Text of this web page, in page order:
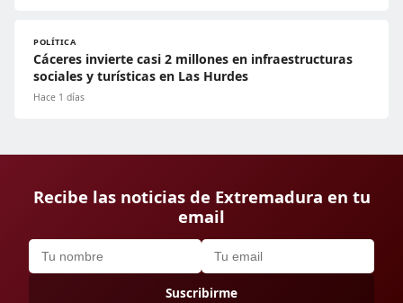
POLÍTICA
Cáceres invierte casi 2 millones en infraestructuras
sociales y turísticas en Las Hurdes
Hace 1 días
Recibe las noticias de Extremadura en tu
email
Suscribirme